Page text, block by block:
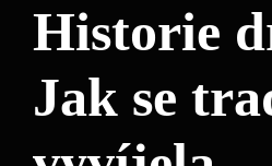
Historie
Jak se⁢